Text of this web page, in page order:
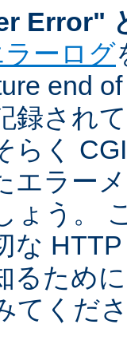
Error"
ーログ
end
録され
らく
エラー
ょう。
な
るため
てくだ